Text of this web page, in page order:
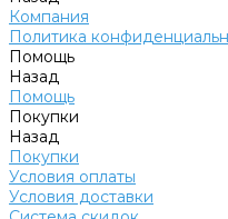
Компания
Политика
Помощь
Назад
Помощь
Покупки
Назад
Покупки
Условия оплаты
Условия доставки